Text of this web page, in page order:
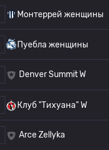
Монтеррей женщины
Пуебла женщины
Denver Summit W
Клуб "Тихуана" W
Arce Zellyka